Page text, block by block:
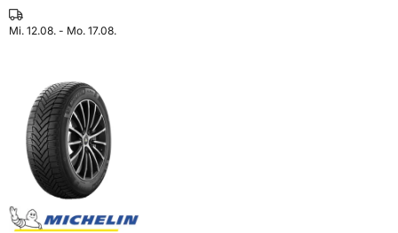
Mi. 12.08. - Mo. 17.08.